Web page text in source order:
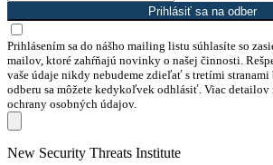
Prihlásiť sa na odber
Prihlásením sa do nášho mailing listu súhlasíte so
mailov, ktoré zahŕňajú novinky o našej činnosti.
vaše údaje nikdy nebudeme zdieľať s tretími stranami
odberu sa môžete kedykoľvek odhlásiť. Viac detailov
ochrany osobných údajov.
to
New Security Threats Institute